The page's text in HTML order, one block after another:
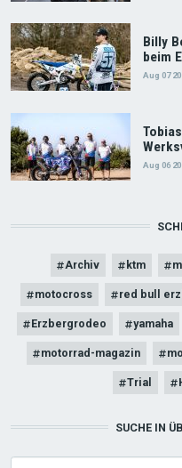
Billy
beim
Aug 07
Aug 06
Archiv ktm
motocross red bull
Erzbergrodeo yamaha
motorrad-magazin
Trial
SUCHE IN